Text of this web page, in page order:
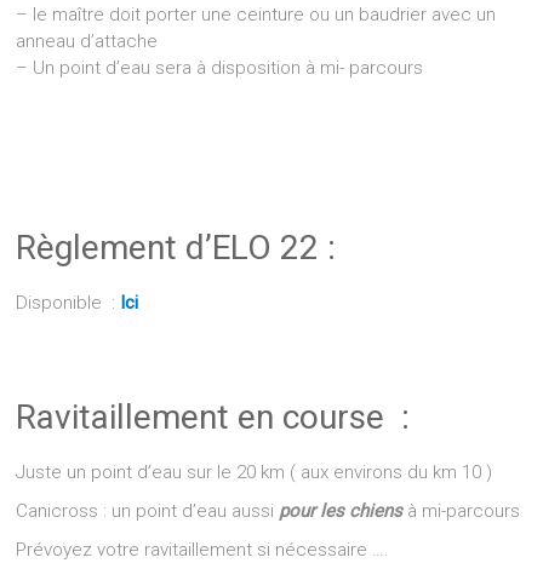
– le maître doit porter une ceinture ou un baudrier avec un
anneau d’attache
– Un point d’eau sera à disposition à mi- parcours
Règlement d’ELO 22 :
Disponible : Ici
Ravitaillement en course :
Juste un point d’eau sur le 20 km ( aux environs du km 10 )
Canicross : un point d’eau aussi pour les chiens à mi-parcours
Prévoyez votre ravitaillement si nécessaire ….